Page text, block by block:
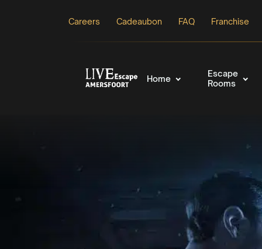
Careers Cadeaubon FAQ Franchise
Home
Escape
Rooms